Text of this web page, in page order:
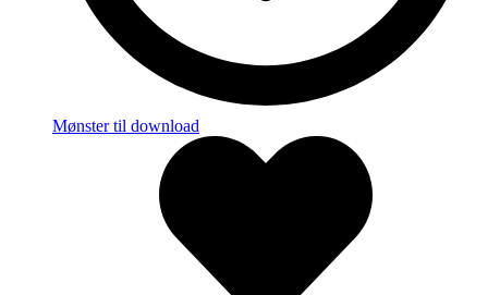
Mønster til download